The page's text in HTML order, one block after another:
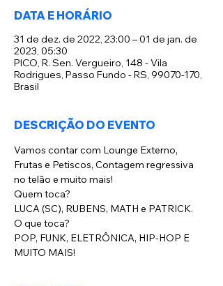
DATA E HORÁRIO
31 de dez. de 2022, 23:00 – 01 de jan. de
2023, 05:30
PICO, R. Sen. Vergueiro, 148 - Vila
Rodrigues, Passo Fundo - RS, 99070-170,
Brasil
DESCRIÇÃO DO EVENTO
Vamos contar com Lounge Externo,
Frutas e Petiscos, Contagem regressiva
no telão e muito mais!
Quem toca?
LUCA (SC), RUBENS, MATH e PATRICK.
O que toca?
POP, FUNK, ELETRÔNICA, HIP-HOP E
MUITO MAIS!